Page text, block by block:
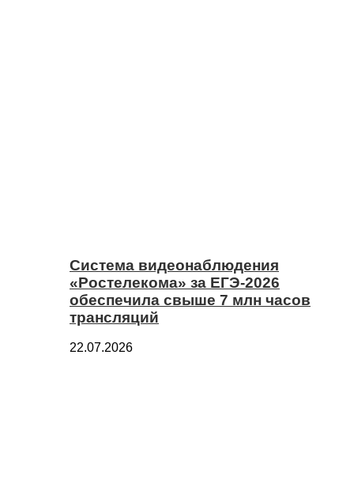
Система видеонаблюдения
«Ростелекома» за ЕГЭ-2026
обеспечила свыше 7 млн часов
трансляций
22.07.2026